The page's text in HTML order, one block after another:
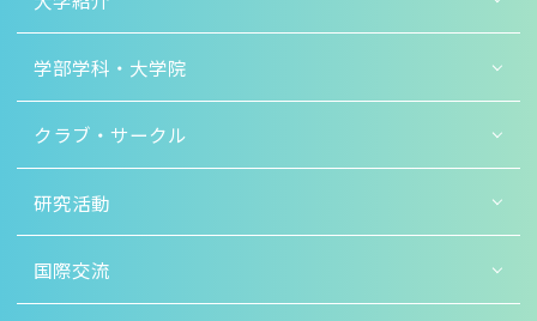
学部学科・大学院
クラブ・サークル
研究活動
国際交流